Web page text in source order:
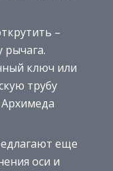
–
рычага.
ключ или
трубу
Архимеда
еще
оси и